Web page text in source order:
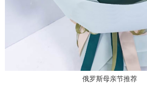
俄罗斯母亲节推荐